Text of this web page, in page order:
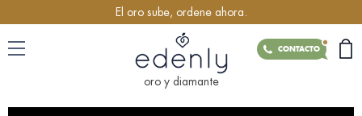
El oro sube, ordene ahora.
CONTACTO
oro y diamante